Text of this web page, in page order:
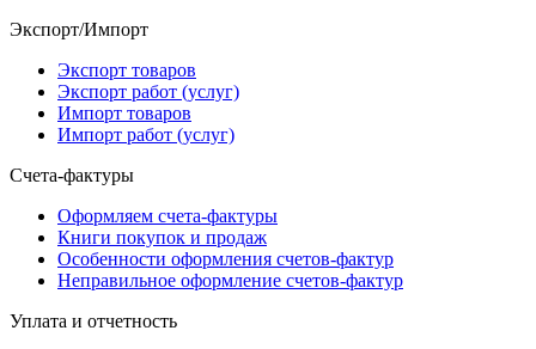
Экспорт/Импорт
Экспорт товаров
Экспорт работ (услуг)
Импорт товаров
Импорт работ (услуг)
Счета-фактуры
Оформляем счета-фактуры
Книги покупок и продаж
Особенности оформления счетов-фактур
Неправильное оформление счетов-фактур
Уплата и отчетность